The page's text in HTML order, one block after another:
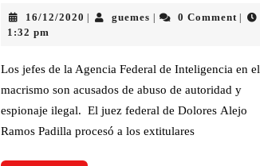
16/12/2020 guemes 0 Comment
1:32 pm
Los jefes de la Agencia Federal de Inteligencia en el
macrismo son acusados de abuso de autoridad y
espionaje ilegal. El juez federal de Dolores Alejo
Ramos Padilla procesó a los extitulares